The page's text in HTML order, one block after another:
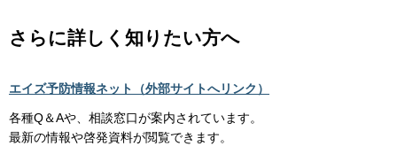
さらに詳しく知りたい方へ
エイズ予防情報ネット（外部サイトへリンク）
各種Q＆Aや、相談窓口が案内されています。
最新の情報や啓発資料が閲覧できます。